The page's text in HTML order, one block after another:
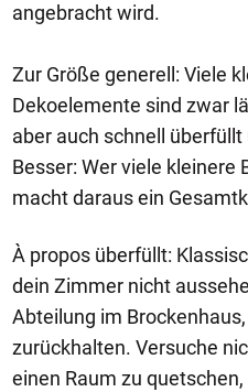
angebracht wird.
Zur Größe generell: Viele
Dekoelemente sind zwar
aber auch schnell
Besser: Wer viele kleinere
macht daraus ein
À propos überfüllt:
dein Zimmer nicht
Abteilung im
zurückhalten. Versuche
einen Raum zu